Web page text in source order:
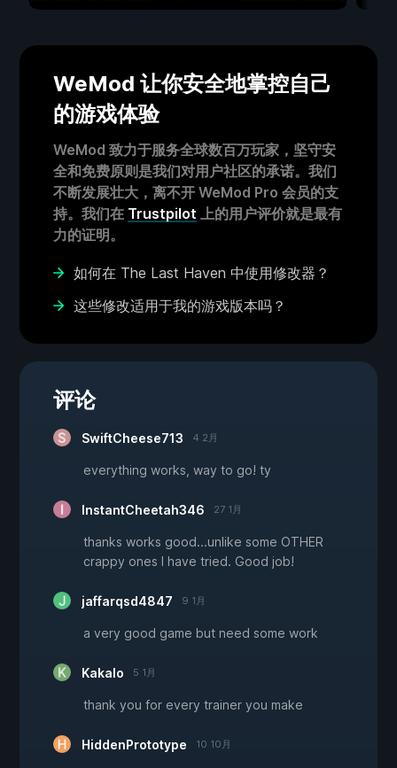
WeMod 让你安全地掌控自己
的游戏体验
WeMod 致力于服务全球数百万玩家，坚守安
全和免费原则是我们对用户社区的承诺。我们
不断发展壮大，离不开 WeMod Pro 会员的支
持。我们在 Trustpilot 上的用户评价就是最有
力的证明。
如何在 The Last Haven 中使用修改器？
这些修改适用于我的游戏版本吗？
评论
SwiftCheese713 4 2月
everything works, way to go! ty
InstantCheetah346 27 1月
thanks works good...unlike some OTHER
crappy ones I have tried. Good job!
jaffarqsd4847 9 1月
a very good game but need some work
Kakalo 5 1月
thank you for every trainer you make
HiddenPrototype 10 10月